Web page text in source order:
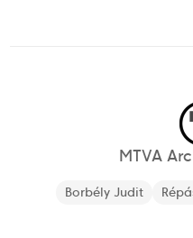
MTVA
Borbély Judit